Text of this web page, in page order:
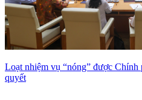
Loạt nhiệm vụ “nóng” được Chính
quyết